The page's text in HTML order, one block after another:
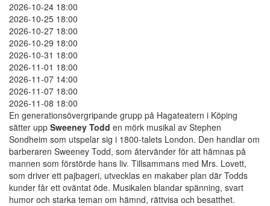
2026-10-24 18:00
2026-10-25 18:00
2026-10-27 18:00
2026-10-29 18:00
2026-10-31 18:00
2026-11-01 18:00
2026-11-07 14:00
2026-11-07 18:00
2026-11-08 18:00
En generationsövergripande grupp på Hagateatern i Köping
sätter upp Sweeney Todd en mörk musikal av Stephen
Sondheim som utspelar sig i 1800-talets London. Den handlar om
barberaren Sweeney Todd, som återvänder för att hämnas på
mannen som förstörde hans liv. Tillsammans med Mrs. Lovett,
som driver ett pajbageri, utvecklas en makaber plan där Todds
kunder får ett oväntat öde. Musikalen blandar spänning, svart
humor och starka teman om hämnd, rättvisa och besatthet.